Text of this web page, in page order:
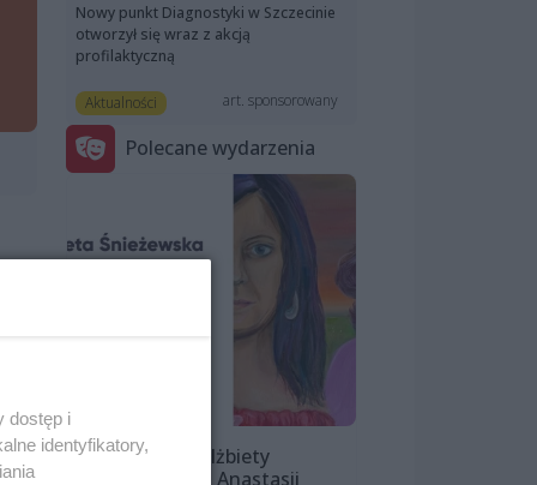
Nowy punkt Diagnostyki w Szczecinie
otworzył się wraz z akcją
profilaktyczną
Aktualności art. sponsorowany
Polecane wydarzenia
Wystawa Elżbiety
Śnieżewskiej i Anastasii
dostęp i
identyfikatory,